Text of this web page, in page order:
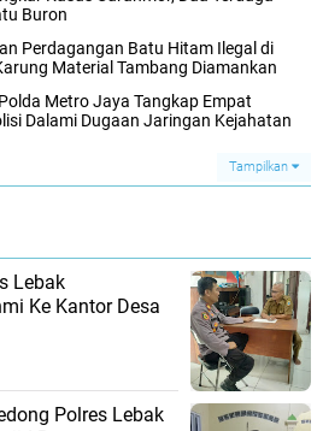
Buron
Perdagangan Batu Hitam Ilegal di
Material Tambang Diamankan
Metro Jaya Tangkap Empat
Dalami Dugaan Jaringan Kejahatan
Tampilkan
Lebak
Ke Kantor Desa
Polres Lebak